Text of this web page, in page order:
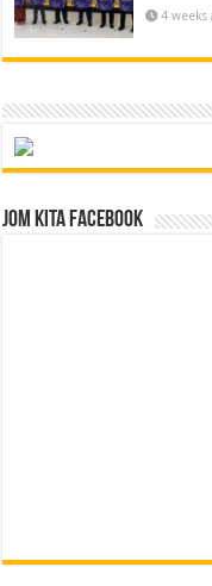
4 weeks
Jom Kita Facebook